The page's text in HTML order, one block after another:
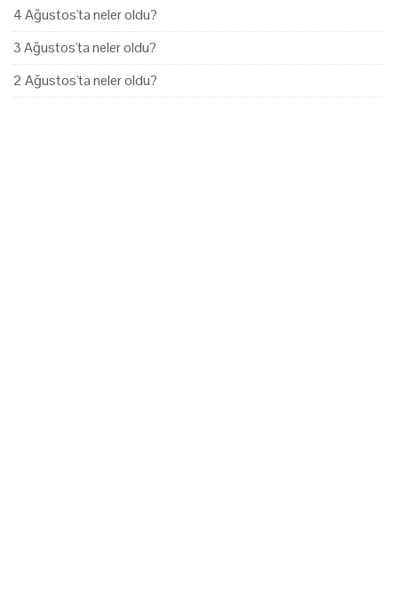
4 Ağustos'ta neler oldu?
3 Ağustos'ta neler oldu?
2 Ağustos'ta neler oldu?